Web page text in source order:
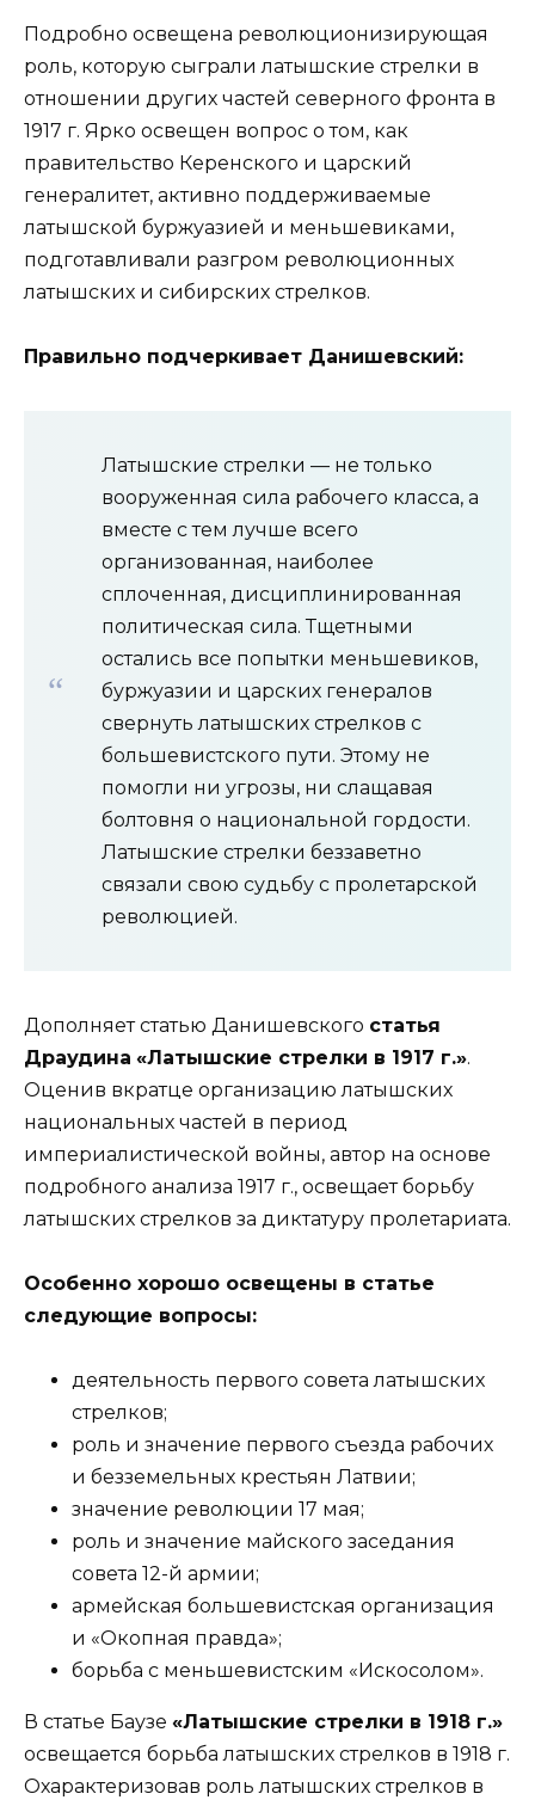
Подробно освещена революционизирующая
роль, которую сыграли латышские стрелки в
отношении других частей северного фронта в
1917 г. Ярко освещен вопрос о том, как
правительство Керенского и царский
генералитет, активно поддерживаемые
латышской буржуазией и меньшевиками,
подготавливали разгром революционных
латышских и сибирских стрелков.
Правильно подчеркивает Данишевский:
Латышские стрелки — не только
вооруженная сила рабочего класса, а
вместе с тем лучше всего
организованная, наиболее
сплоченная, дисциплинированная
политическая сила. Тщетными
остались все попытки меньшевиков,
буржуазии и царских генералов
свернуть латышских стрелков с
большевистского пути. Этому не
помогли ни угрозы, ни слащавая
болтовня о национальной гордости.
Латышские стрелки беззаветно
связали свою судьбу с пролетарской
революцией.
Дополняет статью Данишевского статья
Драудина «Латышские стрелки в 1917 г.».
Оценив вкратце организацию латышских
национальных частей в период
империалистической войны, автор на основе
подробного анализа 1917 г., освещает борьбу
латышских стрелков за диктатуру пролетариата.
Особенно хорошо освещены в статье
следующие вопросы:
деятельность первого совета латышских
стрелков;
роль и значение первого съезда рабочих
и безземельных крестьян Латвии;
значение революции 17 мая;
роль и значение майского заседания
совета 12-й армии;
армейская большевистская организация
и «Окопная правда»;
борьба с меньшевистским «Искосолом».
В статье Баузе «Латышские стрелки в 1918 г.»
освещается борьба латышских стрелков в 1918 г.
Охарактеризовав роль латышских стрелков в